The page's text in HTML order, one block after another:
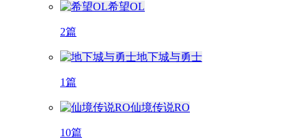
希望OL
2篇
地下城与勇士
1篇
仙境传说RO
10篇